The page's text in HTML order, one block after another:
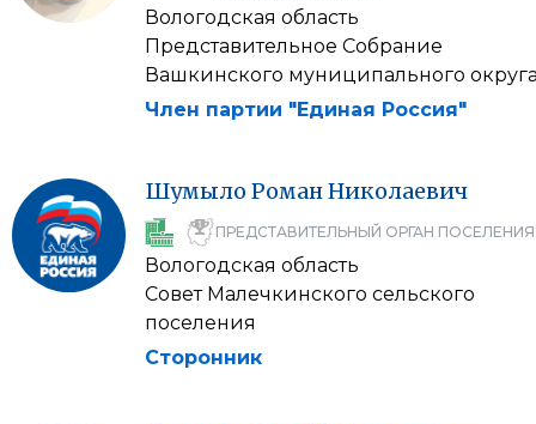
Вологодская область
Представительное Собрание
Вашкинского муниципального
Член партии "Единая Россия"
Шумыло РоманНиколаевич
ПРЕДСТАВИТЕЛЬНЫЙ ОРГАН ПОСЕЛЕНИЯ
Вологодская область
Совет Малечкинского сельского
поселения
Сторонник